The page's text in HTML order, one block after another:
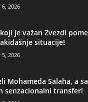
6, 2026
je važan Zvezdi
situacije!
5, 2026
Mohameda Salaha, a
senzacionalni transfer!